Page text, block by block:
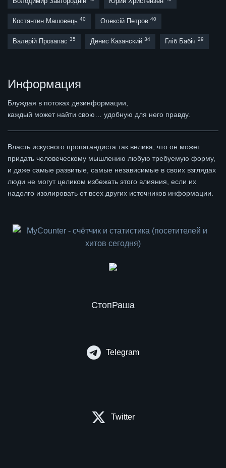
Костянтин Машовець 40 Олексій Петров 40
Валерій Прозапас 35 Денис Казанский 34 Гліб Бабіч 29
Информация
Блуждая в потоках дезинформации,
каждый может найти свою… удобную для него правду.
Власть искусного пропагандиста так велика, что он может
придать человеческому мышлению любую требуемую форму,
и даже самые развитые, самые независимые в своих взглядах
люди не могут целиком избежать этого влияния, если их
надолго изолировать от всех других источников информации.
СтопРаша
Telegram
Twitter